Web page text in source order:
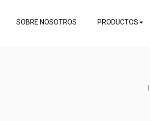
SOBRE NOSOTROS PRODUCTOS